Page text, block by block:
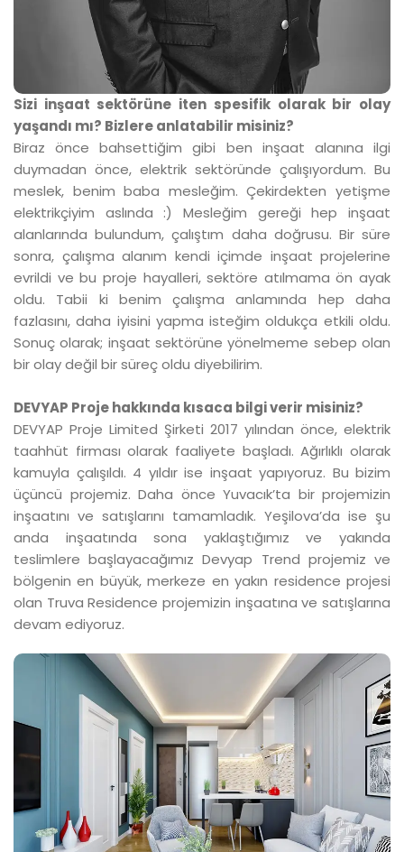
Sizi inşaat sektörüne iten spesifik olarak bir olay
yaşandı mı? Bizlere anlatabilir misiniz?
Biraz önce bahsettiğim gibi ben inşaat alanına ilgi
duymadan önce, elektrik sektöründe çalışıyordum. Bu
meslek, benim baba mesleğim. Çekirdekten yetişme
elektrikçiyim aslında :) Mesleğim gereği hep inşaat
alanlarında bulundum, çalıştım daha doğrusu. Bir süre
sonra, çalışma alanım kendi içimde inşaat projelerine
evrildi ve bu proje hayalleri, sektöre atılmama ön ayak
oldu. Tabii ki benim çalışma anlamında hep daha
fazlasını, daha iyisini yapma isteğim oldukça etkili oldu.
Sonuç olarak; inşaat sektörüne yönelmeme sebep olan
bir olay değil bir süreç oldu diyebilirim.
DEVYAP Proje hakkında kısaca bilgi verir misiniz?
DEVYAP Proje Limited Şirketi 2017 yılından önce, elektrik
taahhüt firması olarak faaliyete başladı. Ağırlıklı olarak
kamuyla çalışıldı. 4 yıldır ise inşaat yapıyoruz. Bu bizim
üçüncü projemiz. Daha önce Yuvacık’ta bir projemizin
inşaatını ve satışlarını tamamladık. Yeşilova’da ise şu
anda inşaatında sona yaklaştığımız ve yakında
teslimlere başlayacağımız Devyap Trend projemiz ve
bölgenin en büyük, merkeze en yakın residence projesi
olan Truva Residence projemizin inşaatına ve satışlarına
devam ediyoruz.